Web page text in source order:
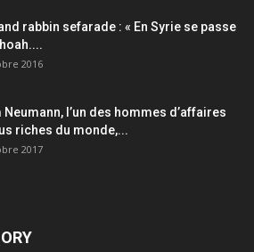
rabbin sefarade : « En Syrie se passe
2016
Neumann, l’un des hommes d’affaires
riches du monde,...
2017